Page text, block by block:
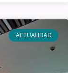
ACTUALIDAD